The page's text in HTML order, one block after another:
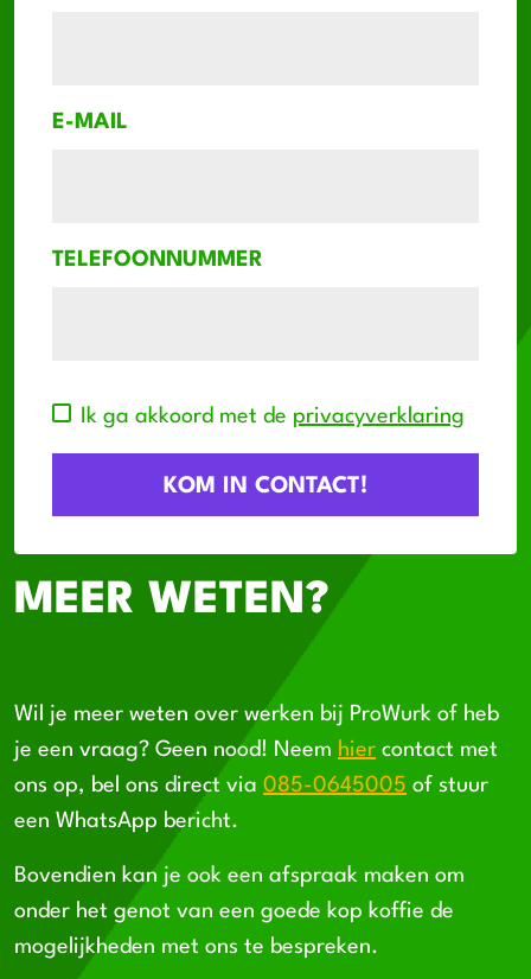
E-MAIL
TELEFOONNUMMER
Ik ga akkoord met de privacyverklaring
MEER WETEN?
Wil je meer weten over werken bij ProWurk of heb
je een vraag? Geen nood! Neem hier contact met
ons op, bel ons direct via 085-0645005 of stuur
een WhatsApp bericht.
Bovendien kan je ook een afspraak maken om
onder het genot van een goede kop koffie de
mogelijkheden met ons te bespreken.